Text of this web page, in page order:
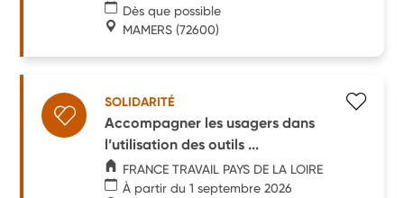
Dès que possible
MAMERS (72600)
SOLIDARITÉ
Accompagner les usagers dans
l’utilisation des outils ...
FRANCE TRAVAIL PAYS DE LA LOIRE
À partir du 1 septembre 2026